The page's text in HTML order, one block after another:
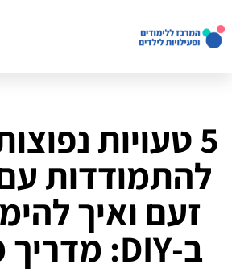
5 טעויות
להתמודדות
זעם ואיך
ב‑DIY: מדריך מקצועי